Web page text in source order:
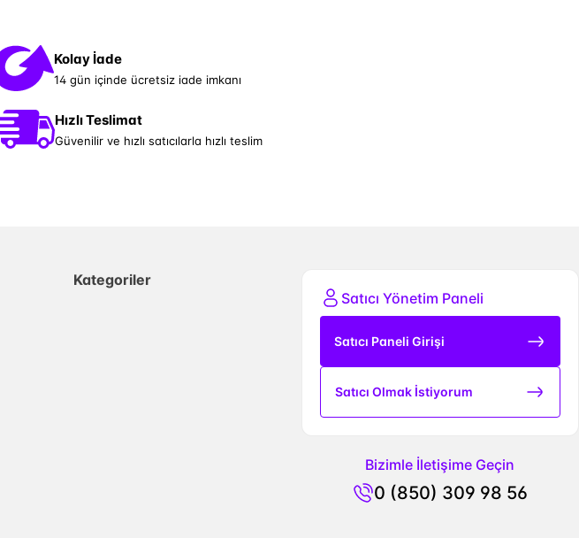
Kolay İade
14 gün içinde ücretsiz iade imkanı
Hızlı Teslimat
Güvenilir ve hızlı satıcılarla hızlı teslim
Kategoriler
Satıcı Yönetim Paneli
Satıcı Paneli Girişi
Satıcı Olmak İstiyorum
Bizimle İletişime Geçin
0 (850) 309 98 56